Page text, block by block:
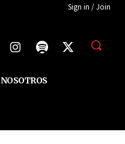
Sign in / Join
NOSOTROS